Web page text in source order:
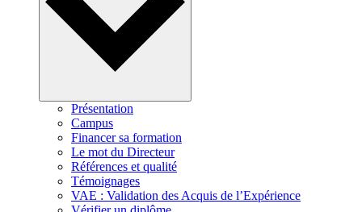
Présentation
Campus
Financer sa formation
Le mot du Directeur
Références et qualité
Témoignages
VAE : Validation des Acquis de l’Expérience